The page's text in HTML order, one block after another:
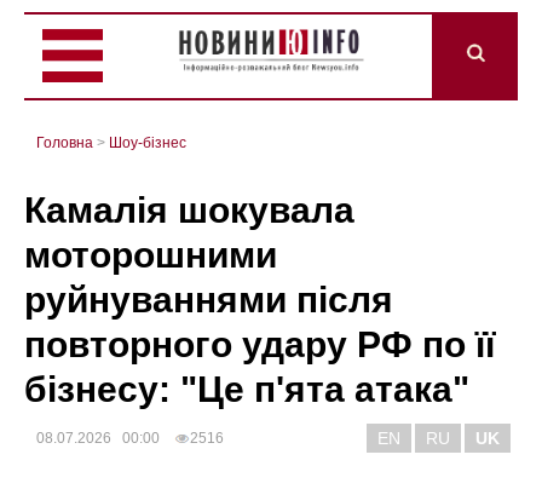
Головна > Шоу-бізнес
Камалія шокувала
моторошними
руйнуваннями після
повторного удару РФ по її
бізнесу: "Це п'ята атака"
08.07.2026 00:00 2516 EN RU UK